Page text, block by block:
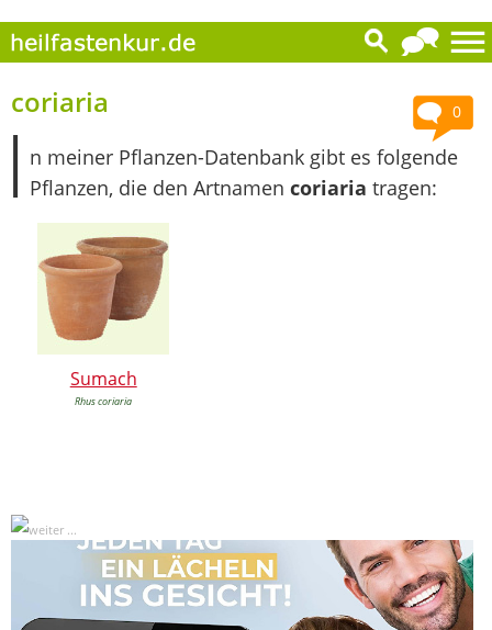
0
coriaria
I n meiner Pflanzen-Datenbank gibt es folgende
Pflanzen, die den Artnamen coriaria tragen:
Sumach
Rhus coriaria